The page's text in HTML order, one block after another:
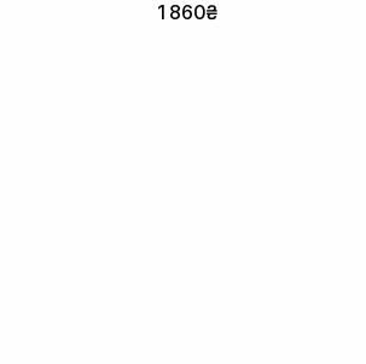
1 860₴